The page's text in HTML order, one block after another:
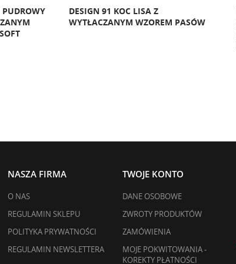
DESIGN 91 KOC LISA Z
WYTŁACZANYM WZOREM PASÓW
NASZA FIRMA
O NAS
REGULAMIN SKLEPU
POLITYKA PRYWATNOŚCI
REGULAMIN NEWSLETTERA
TWOJE KONTO
DANE OSOBOWE
ZWROTY PRODUKTÓW
ZAMÓWIENIA
MOJE POKWITOWANIA -
KOREKTY PŁATNOŚCI